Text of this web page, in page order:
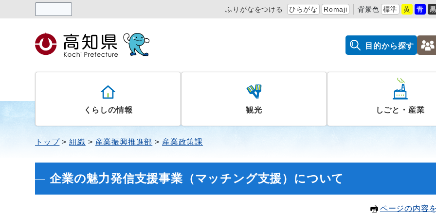
ふりがなをつける ひらがな Romaji 背景色 標準 黄 青 黒
目的から探す
くらしの情報 観光 しごと・産業
トップ 組織 産業振興推進部 産業政策課
企業の魅力発信支援事業（マッチング支援）について
ページの内容